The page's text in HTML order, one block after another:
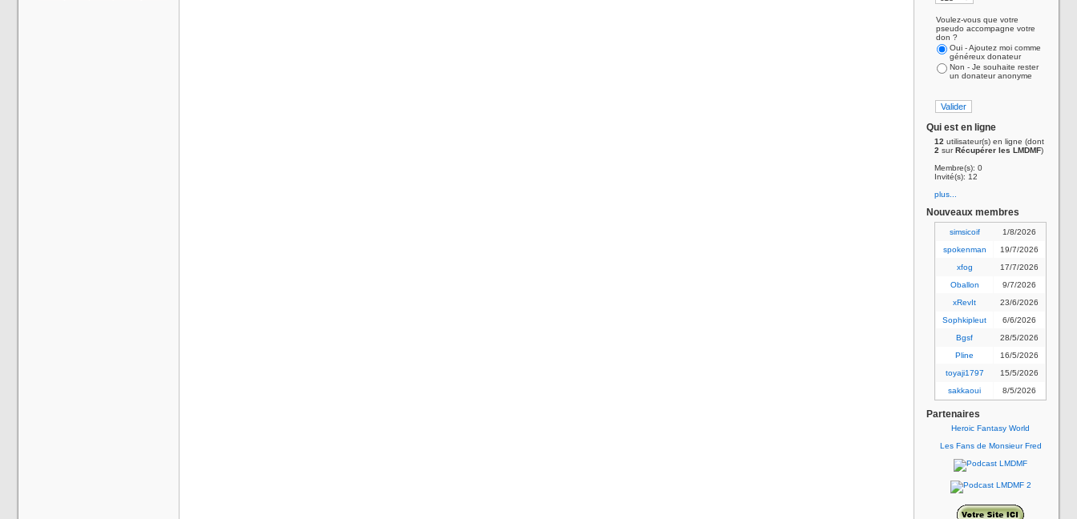
Voulez-vous que votre
pseudo accompagne votre
don ?
Oui - Ajoutez moi comme
généreux donateur
Non - Je souhaite rester
un donateur anonyme
Qui est en ligne
12 utilisateur(s) en ligne (dont
2 surRécupérer les LMDMF)
Membre(s): 0
Invité(s): 12
plus...
Nouveaux membres
simsicoif
1/8/2026
spokenman
19/7/2026
xfog
17/7/2026
Oballon
9/7/2026
xRevIt
23/6/2026
Sophkipleut
6/6/2026
Bgsf
28/5/2026
Pline
16/5/2026
toyaji1797
15/5/2026
sakkaoui
8/5/2026
Partenaires
Heroic Fantasy World
Les Fans de Monsieur Fred